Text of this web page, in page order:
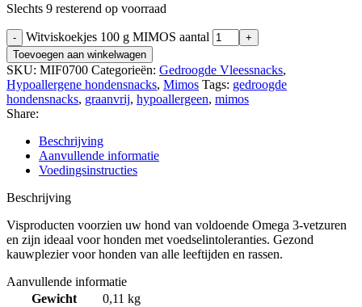
Slechts 9 resterend op voorraad
Witviskoekjes 100 g MIMOS aantal
Toevoegen aan winkelwagen
SKU: MIF0700 Categorieën: Gedroogde Vleessnacks,
Hypoallergene hondensnacks, Mimos Tags: gedroogde
hondensnacks, graanvrij, hypoallergeen, mimos
Share:
Beschrijving
Aanvullende informatie
Voedingsinstructies
Beschrijving
Visproducten voorzien uw hond van voldoende Omega 3-vetzuren
en zijn ideaal voor honden met voedselintoleranties. Gezond
kauwplezier voor honden van alle leeftijden en rassen.
Aanvullende informatie
Gewicht
0,11 kg